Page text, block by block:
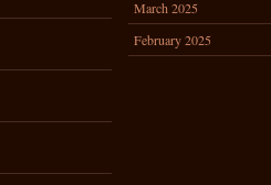
March 2025
February 2025